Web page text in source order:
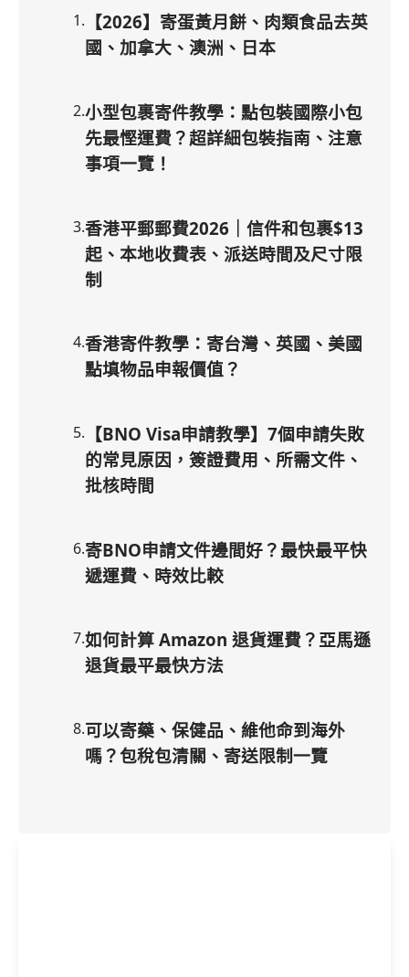
1. 【2026】寄蛋黃月餅、肉類食品去英
國、加拿大、澳洲、日本
2.小型包裹寄件教學：點包裝國際小包
先最慳運費？超詳細包裝指南、注意
事項一覽！
3.香港平郵郵費2026｜信件和包裹$13
起、本地收費表、派送時間及尺寸限
制
4.香港寄件教學：寄台灣、英國、美國
點填物品申報價值？
5. 【BNO Visa申請教學】7個申請失敗
的常見原因，簽證費用、所需文件、
批核時間
6.寄BNO申請文件邊間好？最快最平快
遞運費、時效比較
7.如何計算 Amazon 退貨運費？亞馬遜
退貨最平最快方法
8.可以寄藥、保健品、維他命到海外
嗎？包稅包清關、寄送限制一覽